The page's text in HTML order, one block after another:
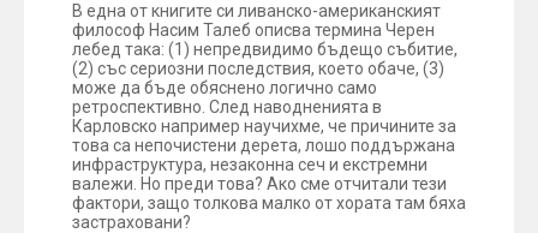
В една от книгите си ливанско-американският
философ Насим Талеб описва термина Черен
лебед така: (1) непредвидимо бъдещо събитие,
(2) със сериозни последствия, което обаче, (3)
може да бъде обяснено логично само
ретроспективно. След наводненията в
Карловско например научихме, че причините за
това са непочистени дерета, лошо поддържана
инфраструктура, незаконна сеч и екстремни
валежи. Но преди това? Ако сме отчитали тези
фактори, защо толкова малко от хората там бяха
застраховани?